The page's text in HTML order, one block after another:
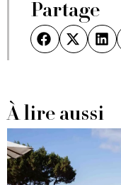
Partage
À lire aussi